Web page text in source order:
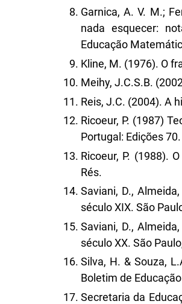
Garnica, A. V. M.;
nada esquecer:
Educação
Kline, M. (1976). O
Meihy, J.C.S.B.
Reis, J.C. (2004). A
Ricoeur, P. (1987)
Portugal: Edições 70.
Ricoeur, P. (1988).
Rés.
Saviani, D.,
século XIX. São
Saviani, D.,
século XX. São
Silva, H. & Souza,
Boletim de
Secretaria da